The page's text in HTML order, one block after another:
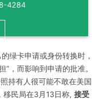
4284
绿卡申请或身份转换时，
”，而影响到申请的批准。
持有人很可能不敢在美国
移民局在3月13日称, 接受